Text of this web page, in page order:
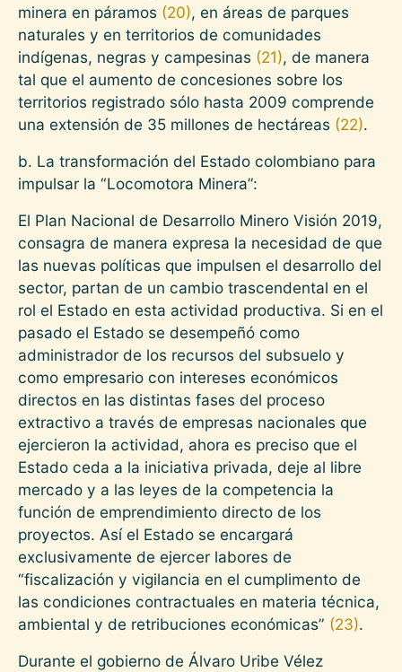
minera en páramos (20), en áreas de parques
naturales y en territorios de comunidades
indígenas, negras y campesinas (21), de manera
tal que el aumento de concesiones sobre los
territorios registrado sólo hasta 2009 comprende
una extensión de 35 millones de hectáreas (22).
b. La transformación del Estado colombiano para
impulsar la “Locomotora Minera”:
El Plan Nacional de Desarrollo Minero Visión 2019,
consagra de manera expresa la necesidad de que
las nuevas políticas que impulsen el desarrollo del
sector, partan de un cambio trascendental en el
rol el Estado en esta actividad productiva. Si en el
pasado el Estado se desempeñó como
administrador de los recursos del subsuelo y
como empresario con intereses económicos
directos en las distintas fases del proceso
extractivo a través de empresas nacionales que
ejercieron la actividad, ahora es preciso que el
Estado ceda a la iniciativa privada, deje al libre
mercado y a las leyes de la competencia la
función de emprendimiento directo de los
proyectos. Así el Estado se encargará
exclusivamente de ejercer labores de
“fiscalización y vigilancia en el cumplimento de
las condiciones contractuales en materia técnica,
ambiental y de retribuciones económicas” (23).
Durante el gobierno de Álvaro Uribe Vélez